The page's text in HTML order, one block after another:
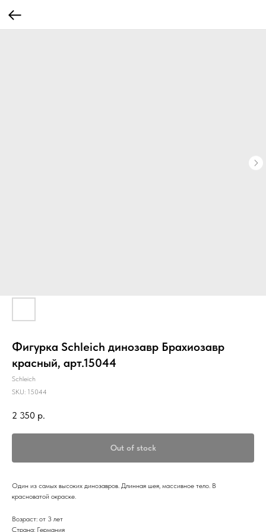
Фигурка Schleich динозавр Брахиозавр
красный, арт.15044
Schleich
SKU: 15044
2 350 р.
Out of stock
Один из самых высоких динозавров. Длинная шея, массивное тело. В
красноватой окраске.
Возраст: от 3 лет
Страна: Германия